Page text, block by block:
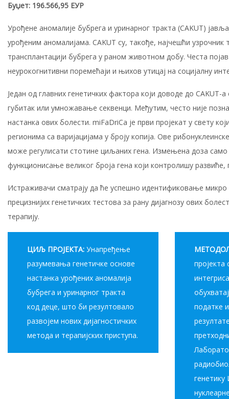
Буџет: 196.566,95 ЕУР
Урођене аномалије бубрега и уринарног тракта (CAKUT)
урођеним аномалијама. CAKUT су, такође, најчешћи
трансплантацији бубрега у раном животном добу. Честа
неурокогнитивни поремећаји и њихов утицај на социјалну
Један од главних генетичких фактора који доводе до CAKUT-
губитак или умножавање секвенци. Међутим, често није
настанка ових болести. miFaDriCa је први пројекат у свету
регионима са варијацијама у броју копија. Ове
може регулисати стотине циљаних гена. Измењена доза
функционисање великог броја гена који контролишу
Истраживачи сматрају да ће успешно идентификовање
прецизнијих генетичких тестова за рану дијагнозу ових
терапију.
ЦИЉ ПРОЈЕКТА: Унапређење
разумевања генетичке основе
настанка урођених аномалија
бубрега и уринарног тракта
код деце, што би резултовало
развојем нових дијагностичких
метода и терапијских приступа.
пројекта
податке
генетику